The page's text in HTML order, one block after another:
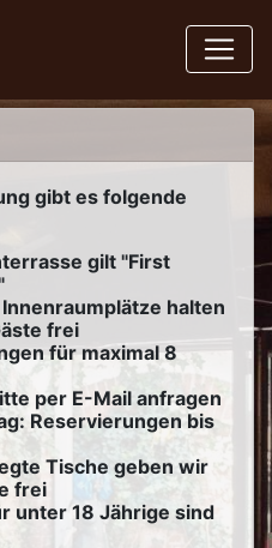
gibt es folgende
gilt "First
halten
frei
für maximal 8
per E-Mail anfragen
Reservierungen bis
Tische geben wir
frei
unter 18 Jährige sind